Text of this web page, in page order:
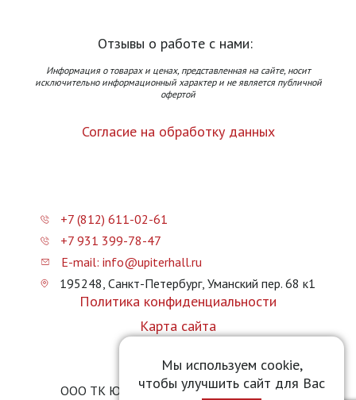
Мы используем cookie,
чтобы улучшить сайт для Вас
Отзывы о работе с нами:
Информация о товарах и ценах, представленная на сайте, носит
исключительно информационный характер и не является публичной
офертой
Согласие на обработку данных
+7 (812) 611-02-61
+7 931 399-78-47
E-mail: info@upiterhall.ru
195248, Санкт-Петербург, Уманский пер. 68 к1
Политика конфиденциальности
Карта сайта
ООО ТК Юпитер Холл © 2026 upiterhall.ru